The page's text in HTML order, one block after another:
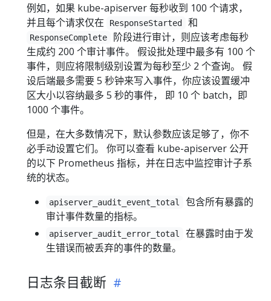
例如，如果 kube-apiserver 每秒收到 100 个请求，
并且每个请求仅在
ResponseStarted 和
ResponseComplete
阶段进行审计，则应该考虑每秒
生成约 200 个审计事件。 假设批处理中最多有 100 个
事件，则应将限制级别设置为每秒至少 2 个查询。 假
设后端最多需要 5 秒钟来写入事件，你应该设置缓冲
区大小以容纳最多 5 秒的事件， 即 10 个 batch，即
1000 个事件。
但是，在大多数情况下，默认参数应该足够了，你不
必手动设置它们。 你可以查看 kube-apiserver 公开
的以下 Prometheus 指标，并在日志中监控审计子系
统的状态。
apiserver_audit_event_total
包含所有暴露的
审计事件数量的指标。
apiserver_audit_error_total
在暴露时由于发
生错误而被丢弃的事件的数量。
日志条目截断